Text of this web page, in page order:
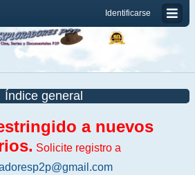
Identificarse
Índice general
a nuevos
Solicite registro a